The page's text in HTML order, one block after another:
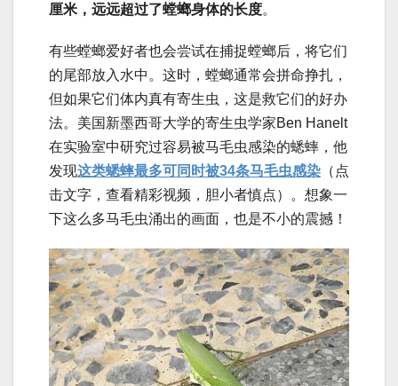
厘米，远远超过了螳螂身体的长度。
有些螳螂爱好者也会尝试在捕捉螳螂后，将它们
的尾部放入水中。这时，螳螂通常会拼命挣扎，
但如果它们体内真有寄生虫，这是救它们的好办
法。美国新墨西哥大学的寄生虫学家Ben Hanelt
在实验室中研究过容易被马毛虫感染的蟋蟀，他
发现这类蟋蟀最多可同时被34条马毛虫感染 （点
击文字，查看精彩视频，胆小者慎点）。想象一
下这么多马毛虫涌出的画面，也是不小的震撼！